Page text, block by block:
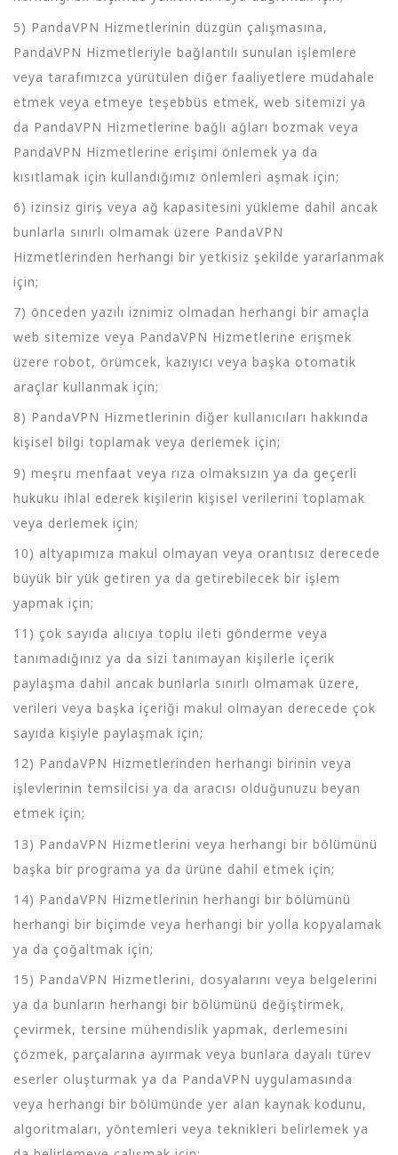
5) PandaVPN Hizmetlerinin düzgün çalışmasına,
PandaVPN Hizmetleriyle bağlantılı sunulan işlemlere
veya tarafımızca yürütülen diğer faaliyetlere müdahale
etmek veya etmeye teşebbüs etmek, web sitemizi ya
da PandaVPN Hizmetlerine bağlı ağları bozmak veya
PandaVPN Hizmetlerine erişimi önlemek ya da
kısıtlamak için kullandığımız önlemleri aşmak için;
6) izinsiz giriş veya ağ kapasitesini yükleme dahil ancak
bunlarla sınırlı olmamak üzere PandaVPN
Hizmetlerinden herhangi bir yetkisiz şekilde yararlanmak
için;
7) önceden yazılı iznimiz olmadan herhangi bir amaçla
web sitemize veya PandaVPN Hizmetlerine erişmek
üzere robot, örümcek, kazıyıcı veya başka otomatik
araçlar kullanmak için;
8) PandaVPN Hizmetlerinin diğer kullanıcıları hakkında
kişisel bilgi toplamak veya derlemek için;
9) meşru menfaat veya rıza olmaksızın ya da geçerli
hukuku ihlal ederek kişilerin kişisel verilerini toplamak
veya derlemek için;
10) altyapımıza makul olmayan veya orantısız derecede
büyük bir yük getiren ya da getirebilecek bir işlem
yapmak için;
11) çok sayıda alıcıya toplu ileti gönderme veya
tanımadığınız ya da sizi tanımayan kişilerle içerik
paylaşma dahil ancak bunlarla sınırlı olmamak üzere,
verileri veya başka içeriği makul olmayan derecede çok
sayıda kişiyle paylaşmak için;
12) PandaVPN Hizmetlerinden herhangi birinin veya
işlevlerinin temsilcisi ya da aracısı olduğunuzu beyan
etmek için;
13) PandaVPN Hizmetlerini veya herhangi bir bölümünü
başka bir programa ya da ürüne dahil etmek için;
14) PandaVPN Hizmetlerinin herhangi bir bölümünü
herhangi bir biçimde veya herhangi bir yolla kopyalamak
ya da çoğaltmak için;
15) PandaVPN Hizmetlerini, dosyalarını veya belgelerini
ya da bunların herhangi bir bölümünü değiştirmek,
çevirmek, tersine mühendislik yapmak, derlemesini
çözmek, parçalarına ayırmak veya bunlara dayalı türev
eserler oluşturmak ya da PandaVPN uygulamasında
veya herhangi bir bölümünde yer alan kaynak kodunu,
algoritmaları, yöntemleri veya teknikleri belirlemek ya